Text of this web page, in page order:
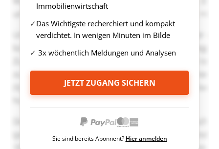
Immobilienwirtschaft
Das Wichtigste recherchiert und kompakt
verdichtet. In wenigen Minuten im Bilde
3x wöchentlich Meldungen und Analysen
JETZT ZUGANG SICHERN
Sie sind bereits Abonnent? Hier anmelden